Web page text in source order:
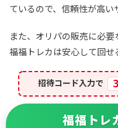
ているので、信頼性が高い
また、オリパの販売に必要
福福トレカは安心して回せ
招待コード入力で
福福トレ